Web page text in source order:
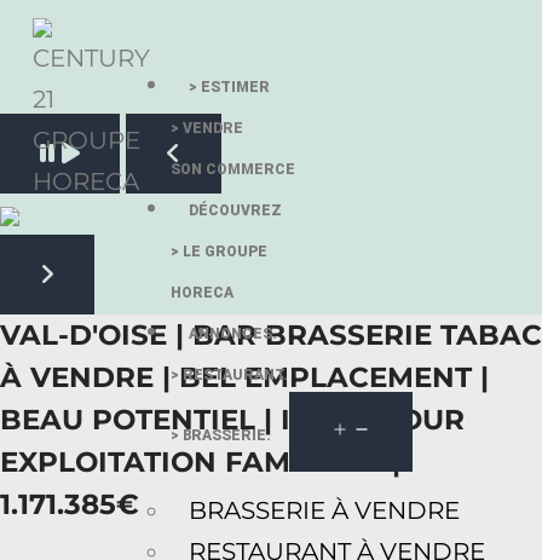
> ESTIMER
> VENDRE
SON COMMERCE
DÉCOUVREZ
> LE GROUPE
HORECA
ANNONCES.
> RESTAURANT.
> BRASSERIE.
BRASSERIE À VENDRE
RESTAURANT À VENDRE
Pause slide rotation
Resume slide rotation
Previous slide
Next slide
VAL-D'OISE | BAR BRASSERIE TABAC
À VENDRE | BEL EMPLACEMENT |
BEAU POTENTIEL | IDÉAL POUR
EXPLOITATION FAMILIALE |
1.171.385€